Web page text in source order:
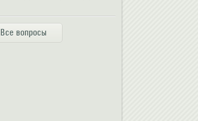
Все вопросы